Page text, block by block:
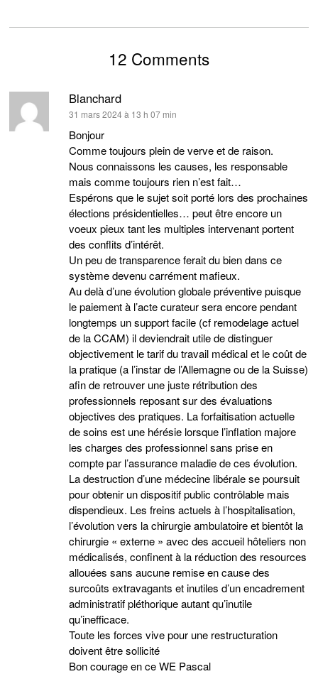
12 Comments
Blanchard
dit :
31 mars 2024 à 13 h 07 min
Bonjour
Comme toujours plein de verve et de raison.
Nous connaissons les causes, les responsable
mais comme toujours rien n’est fait…
Espérons que le sujet soit porté lors des prochaines
élections présidentielles… peut être encore un
voeux pieux tant les multiples intervenant portent
des conflits d’intérêt.
Un peu de transparence ferait du bien dans ce
système devenu carrément mafieux.
Au delà d’une évolution globale préventive puisque
le paiement à l’acte curateur sera encore pendant
longtemps un support facile (cf remodelage actuel
de la CCAM) il deviendrait utile de distinguer
objectivement le tarif du travail médical et le coût de
la pratique (a l’instar de l’Allemagne ou de la Suisse)
afin de retrouver une juste rétribution des
professionnels reposant sur des évaluations
objectives des pratiques. La forfaitisation actuelle
de soins est une hérésie lorsque l’inflation majore
les charges des professionnel sans prise en
compte par l’assurance maladie de ces évolution.
La destruction d’une médecine libérale se poursuit
pour obtenir un dispositif public contrôlable mais
dispendieux. Les freins actuels à l’hospitalisation,
l’évolution vers la chirurgie ambulatoire et bientôt la
chirurgie « externe » avec des accueil hôteliers non
médicalisés, confinent à la réduction des resources
allouées sans aucune remise en cause des
surcoûts extravagants et inutiles d’un encadrement
administratif pléthorique autant qu’inutile
qu’inefficace.
Toute les forces vive pour une restructuration
doivent être sollicité
Bon courage en ce WE Pascal